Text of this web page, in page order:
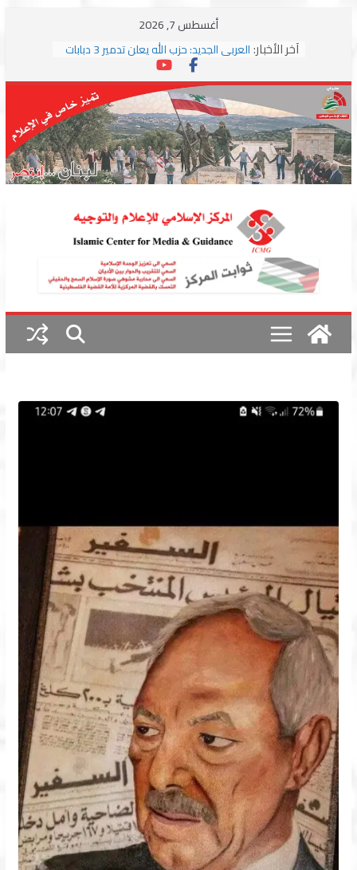
أغسطس 7, 2026
آخر الأخبار: العربي الجديد: حزب الله يعلن تدمير 3 دبابات
وسط اشتباكات مع جيش الاحتلال
ترامب: مذكرة التفاهم تمثل “استسلاما غير
مشروط” من جانب إيران
الجمهورية: إسرائيل إلى واشنطن بخريطة
احتلال جديدة ولبنان أمام اختبار التفاوض
بزشكيان وترامب يوقعان اتفاق إسلام آباد
تمهيداً لاستئناف المفاوضات
استهداف دراجة نارية على طريق العباسية